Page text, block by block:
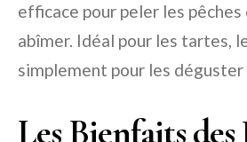
efficace pour peler les pêches
abîmer. Idéal pour les tartes,
simplement pour les déguster
Les Bienfaits des